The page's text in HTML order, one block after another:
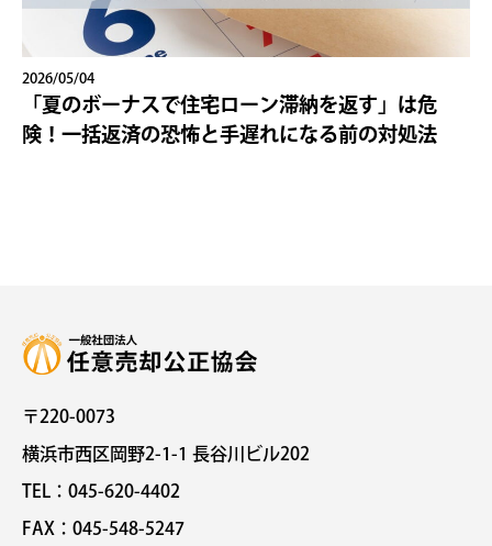
2026/05/04
「夏のボーナスで住宅ローン滞納を返す」は危
険！一括返済の恐怖と手遅れになる前の対処法
〒220-0073
横浜市西区岡野2-1-1 長谷川ビル202
TEL：045-620-4402
FAX：045-548-5247